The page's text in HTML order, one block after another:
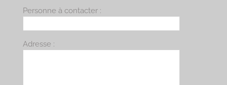
Personne à contacter :
Adresse :